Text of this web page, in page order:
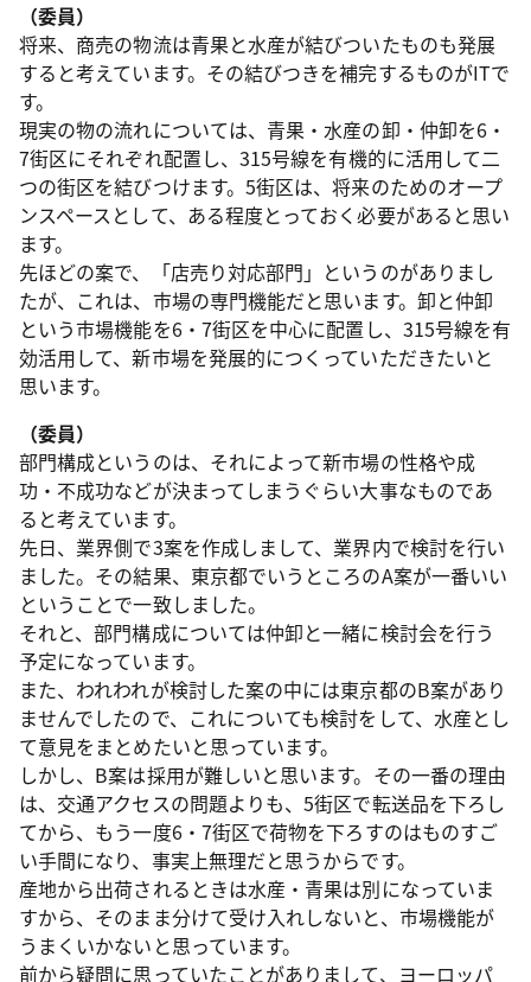
（委員）
将来、商売の物流は青果と水産が結びついたものも発展
すると考えています。その結びつきを補完するものがITで
す。
現実の物の流れについては、青果・水産の卸・仲卸を6・
7街区にそれぞれ配置し、315号線を有機的に活用して二
つの街区を結びつけます。5街区は、将来のためのオープ
ンスペースとして、ある程度とっておく必要があると思い
ます。
先ほどの案で、「店売り対応部門」というのがありまし
たが、これは、市場の専門機能だと思います。卸と仲卸
という市場機能を6・7街区を中心に配置し、315号線を有
効活用して、新市場を発展的につくっていただきたいと
思います。
（委員）
部門構成というのは、それによって新市場の性格や成
功・不成功などが決まってしまうぐらい大事なものであ
ると考えています。
先日、業界側で3案を作成しまして、業界内で検討を行い
ました。その結果、東京都でいうところのA案が一番いい
ということで一致しました。
それと、部門構成については仲卸と一緒に検討会を行う
予定になっています。
また、われわれが検討した案の中には東京都のB案があり
ませんでしたので、これについても検討をして、水産とし
て意見をまとめたいと思っています。
しかし、B案は採用が難しいと思います。その一番の理由
は、交通アクセスの問題よりも、5街区で転送品を下ろし
てから、もう一度6・7街区で荷物を下ろすのはものすご
い手間になり、事実上無理だと思うからです。
産地から出荷されるときは水産・青果は別になっていま
すから、そのまま分けて受け入れしないと、市場機能が
うまくいかないと思っています。
前から疑問に思っていたことがありまして、ヨーロッパ